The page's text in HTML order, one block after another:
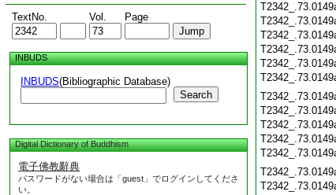
TextNo. Vol. Page
INBUDS
INBUDS(Bibliographic Database)
Search
Digital Dictionary of Buddhism
電子佛教辭典
パスワードがない場合は「guest」でログインしてくださ
い。